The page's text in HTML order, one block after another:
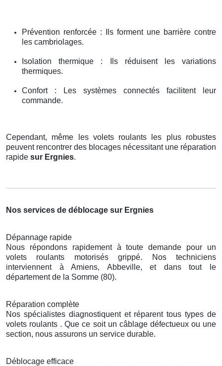
Prévention renforcée : Ils forment une barrière contre
les cambriolages.
Isolation thermique : Ils réduisent les variations
thermiques.
Confort : Les systèmes connectés facilitent leur
commande.
Cependant, même les volets roulants les plus robustes
peuvent rencontrer des blocages nécessitant une réparation
rapide sur Ergnies.
Nos services de déblocage sur Ergnies
Dépannage rapide
Nous répondons rapidement à toute demande pour un
volets roulants motorisés grippé. Nos techniciens
interviennent à Amiens, Abbeville, et dans tout le
département de la Somme (80).
Réparation complète
Nos spécialistes diagnostiquent et réparent tous types de
volets roulants . Que ce soit un câblage défectueux ou une
section, nous assurons un service durable.
Déblocage efficace